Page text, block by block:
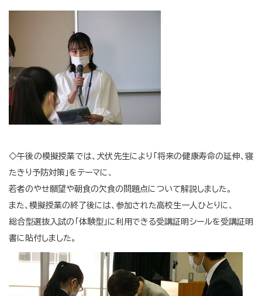
◇午後の模擬授業では、犬伏先生により「将来の健康寿命の延伸、寝
たきり予防対策」をテーマに、
若者のやせ願望や朝食の欠食の問題点について解説しました。
また、模擬授業の終了後には、参加された高校生一人ひとりに、
総合型選抜入試の「体験型」に利用できる受講証明シールを受講証明
書に貼付しました。